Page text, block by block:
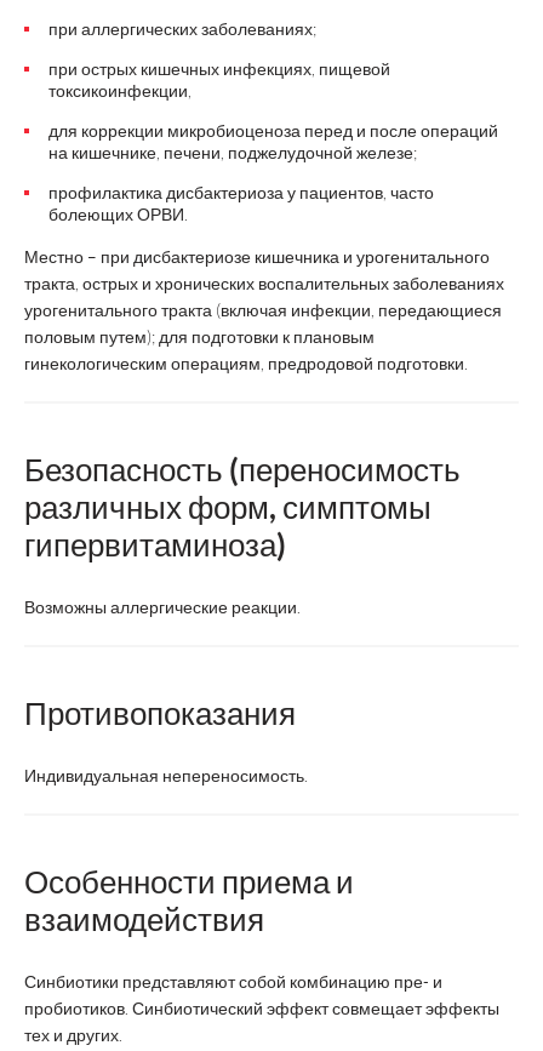
при аллергических заболеваниях;
при острых кишечных инфекциях, пищевой
токсикоинфекции,
для коррекции микробиоценоза перед и после операций
на кишечнике, печени, поджелудочной железе;
профилактика дисбактериоза у пациентов, часто
болеющих ОРВИ.
Местно – при дисбактериозе кишечника и урогенитального
тракта, острых и хронических воспалительных заболеваниях
урогенитального тракта (включая инфекции, передающиеся
половым путем); для подготовки к плановым
гинекологическим операциям, предродовой подготовки.
Безопасность (переносимость
различных форм, симптомы
гипервитаминоза)
Возможны аллергические реакции.
Противопоказания
Индивидуальная непереносимость.
Особенности приема и
взаимодействия
Синбиотики представляют собой комбинацию пре- и
пробиотиков. Синбиотический эффект совмещает эффекты
тех и других.